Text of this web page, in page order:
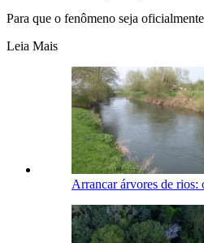
Para que o fenômeno seja
Leia Mais
Arrancar árvores de rios: